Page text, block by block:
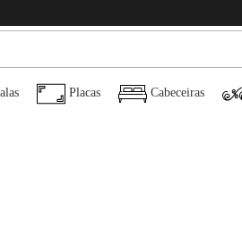
Placas Cabeceiras